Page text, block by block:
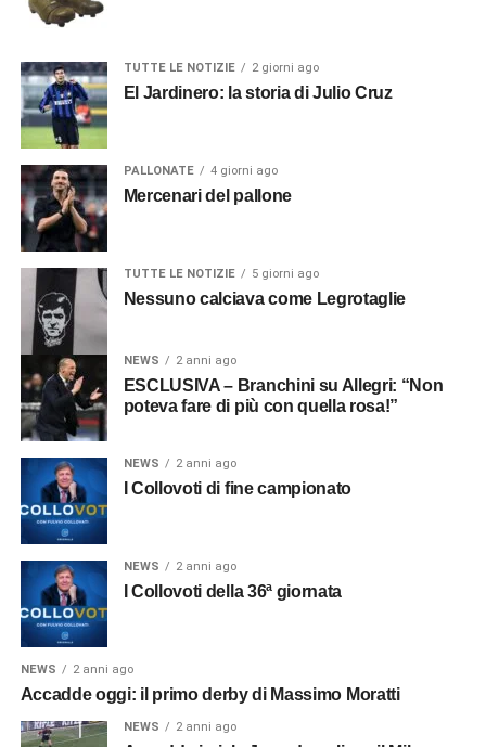
TUTTE LE NOTIZIE 2 giorni ago
El Jardinero: la storia di Julio Cruz
PALLONATE 4 giorni ago
Mercenari del pallone
TUTTE LE NOTIZIE 5 giorni ago
Nessuno calciava come Legrotaglie
NEWS 2 anni ago
ESCLUSIVA – Branchini su Allegri: “Non
poteva fare di più con quella rosa!”
NEWS 2 anni ago
I Collovoti di fine campionato
NEWS 2 anni ago
I Collovoti della 36ª giornata
NEWS 2 anni ago
Accadde oggi: il primo derby di Massimo Moratti
NEWS 2 anni ago